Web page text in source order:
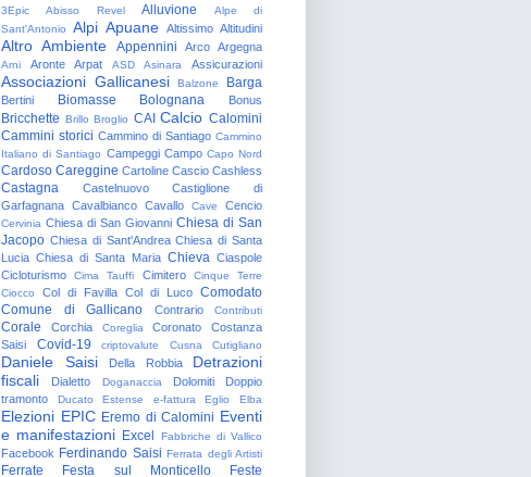
3Epic Abisso Revel Alluvione
Alpe di
Sant'Antonio
Alpi Apuane Altissimo Altitudini
Altro Ambiente Appennini Arco Argegna
Arni Aronte Arpat ASD Asinara Assicurazioni
Associazioni Gallicanesi Balzone Barga
Bertini Biomasse Bolognana Bonus
Bricchette Brillo Broglio CAI Calcio Calomini
Cammini storici Cammino di Santiago Cammino
Italiano di Santiago Campeggi Campo Capo Nord
Cardoso Careggine Cartoline Cascio Cashless
Castagna Castelnuovo
Castiglione di
Garfagnana Cavalbianco Cavallo Cave Cencio
Cervinia Chiesa di San Giovanni Chiesa di San
Jacopo Chiesa di Sant'Andrea Chiesa di Santa
Lucia Chiesa di Santa Maria Chieva Ciaspole
Cicloturismo
Cima Tauffi Cimitero
Cinque Terre
Ciocco
Col di Favilla Col di Luco Comodato
Comune di Gallicano
Contrario Contributi
Corale Corchia Coreglia Coronato
Costanza
Saisi
Covid-19 criptovalute Cusna Cutigliano
Daniele Saisi Della Robbia
Detrazioni
fiscali
Dialetto Doganaccia Dolomiti
Doppio
tramonto
Ducato Estense e-fattura Eglio Elba
Elezioni EPIC Eremo di Calomini Eventi
e manifestazioni Excel Fabbriche di Vallico
Facebook Ferdinando Saisi Ferrata degli Artisti
Ferrate Festa sul Monticello
Feste